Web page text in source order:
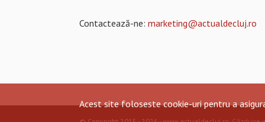
Contactează-ne: marketing@actualdecluj.ro
Acest site foloseste cookie-uri pentru a